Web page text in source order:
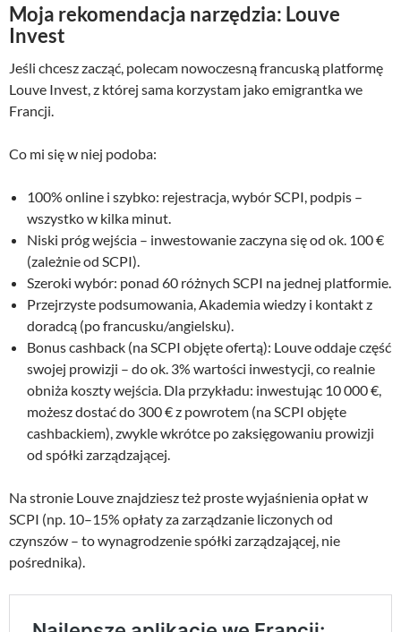
Moja rekomendacja narzędzia: Louve
Invest
Jeśli chcesz zacząć, polecam nowoczesną francuską platformę
Louve Invest, z której sama korzystam jako emigrantka we
Francji.
Co mi się w niej podoba:
100% online i szybko: rejestracja, wybór SCPI, podpis –
wszystko w kilka minut.
Niski próg wejścia – inwestowanie zaczyna się od ok. 100 €
(zależnie od SCPI).
Szeroki wybór: ponad 60 różnych SCPI na jednej platformie.
Przejrzyste podsumowania, Akademia wiedzy i kontakt z
doradcą (po francusku/angielsku).
Bonus cashback (na SCPI objęte ofertą): Louve oddaje część
swojej prowizji – do ok. 3% wartości inwestycji, co realnie
obniża koszty wejścia. Dla przykładu: inwestując 10 000 €,
możesz dostać do 300 € z powrotem (na SCPI objęte
cashbackiem), zwykle wkrótce po zaksięgowaniu prowizji
od spółki zarządzającej.
Na stronie Louve znajdziesz też proste wyjaśnienia opłat w
SCPI (np. 10–15% opłaty za zarządzanie liczonych od
czynszów – to wynagrodzenie spółki zarządzającej, nie
pośrednika).